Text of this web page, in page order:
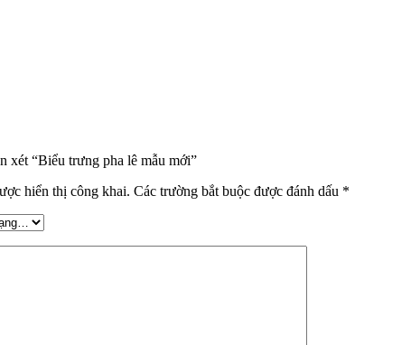
xét “Biểu trưng pha lê mẫu mới”
hiển thị công khai. Các trường bắt buộc được đánh dấu *